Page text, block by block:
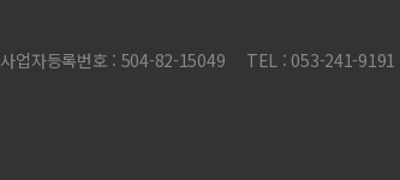
사업자등록번호 : 504-82-15049
TEL : 053-241-9191